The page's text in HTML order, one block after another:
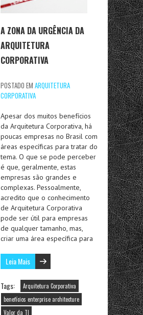
A ZONA DA URGÊNCIA DA
ARQUITETURA
CORPORATIVA
POSTADO EM ARQUITETURA
CORPORATIVA
Apesar dos muitos benefícios
da Arquitetura Corporativa, há
poucas empresas no Brasil com
áreas específicas para tratar do
tema. O que se pode perceber
é que, geralmente, estas
empresas são grandes e
complexas. Pessoalmente,
acredito que o conhecimento
de Arquitetura Corporativa
pode ser útil para empresas
de qualquer tamanho, mas,
criar uma área específica para
Leia Mais
Tags:
Arquitetura Corporativa
benefícios enterprise architecture
Valor da TI